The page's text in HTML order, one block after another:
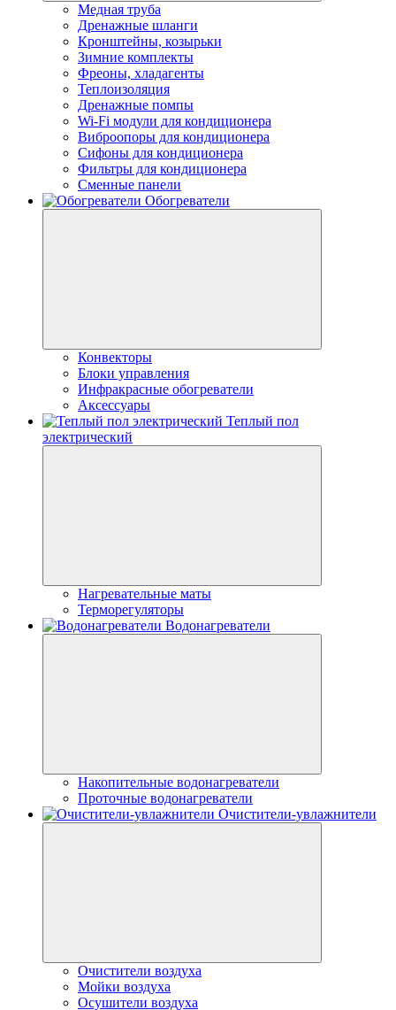
Медная труба
Дренажные шланги
Кронштейны, козырьки
Зимние комплекты
Фреоны, хладагенты
Теплоизоляция
Дренажные помпы
Wi-Fi модули для кондиционера
Виброопоры для кондиционера
Сифоны для кондиционера
Фильтры для кондиционера
Сменные панели
Обогреватели
Конвекторы
Блоки управления
Инфракрасные обогреватели
Аксессуары
Теплый пол
электрический
Нагревательные маты
Терморегуляторы
Водонагреватели
Накопительные водонагреватели
Проточные водонагреватели
Очистители-увлажнители
Очистители воздуха
Мойки воздуха
Осушители воздуха